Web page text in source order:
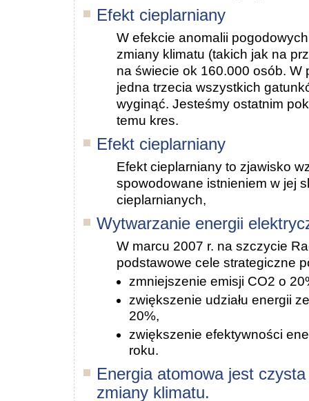
Efekt cieplarniany
W efekcie anomalii
zmiany klimatu (takich jak na
na świecie ok 160.000 osób. W
jedna trzecia wszystkich
wyginąć. Jesteśmy ostatnim
temu kres.
Efekt cieplarniany
Efekt cieplarniany to zjawisko
spowodowane istnieniem w jej
cieplarnianych,
Wytwarzanie energii
W marcu 2007 r. na szczycie
podstawowe cele strategiczne
zmniejszenie emisji CO2 o
zwiększenie udziału energii
20%,
zwiększenie efektywności
roku.
Energia atomowa jest
zmiany klimatu.